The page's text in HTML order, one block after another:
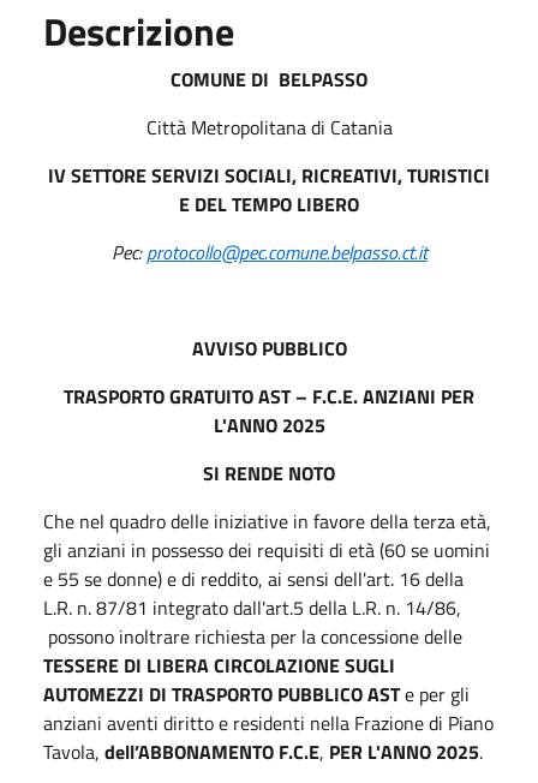
Descrizione
COMUNE DI BELPASSO
Città Metropolitana di Catania
IV SETTORE SERVIZI SOCIALI, RICREATIVI, TURISTICI
E DEL TEMPO LIBERO
Pec:protocollo@pec.comune.belpasso.ct.it
AVVISO PUBBLICO
TRASPORTO GRATUITO AST – F.C.E. ANZIANI PER
L'ANNO 2025
SI RENDE NOTO
Che nel quadro delle iniziative in favore della terza età,
gli anziani in possesso dei requisiti di età (60 se uomini
e 55 se donne) e di reddito, ai sensi dell'art. 16 della
L.R. n. 87/81 integrato dall'art.5 della L.R. n. 14/86,
possono inoltrare richiesta per la concessione delle
TESSERE DI LIBERA CIRCOLAZIONE SUGLI
AUTOMEZZI DI TRASPORTO PUBBLICO ASTe per gli
anziani aventi diritto e residenti nella Frazione di Piano
Tavola, dell’ABBONAMENTO F.C.E, PER L'ANNO 2025.